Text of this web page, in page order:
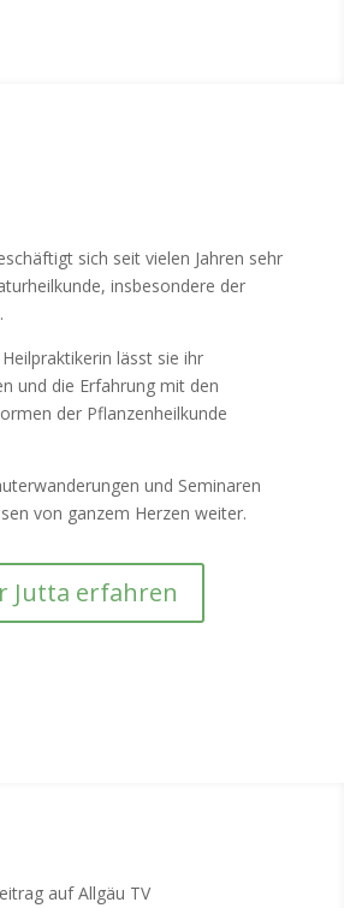
sich seit vielen Jahren sehr
insbesondere der
lässt sie ihr
und die Erfahrung mit den
der Pflanzenheilkunde
und Seminaren
von ganzem Herzen weiter.
Jutta erfahren